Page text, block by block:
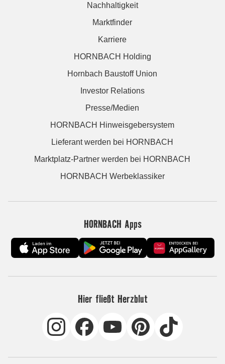
Nachhaltigkeit
Marktfinder
Karriere
HORNBACH Holding
Hornbach Baustoff Union
Investor Relations
Presse/Medien
HORNBACH Hinweisgebersystem
Lieferant werden bei HORNBACH
Marktplatz-Partner werden bei HORNBACH
HORNBACH Werbeklassiker
HORNBACH Apps
Hier fließt Herzblut